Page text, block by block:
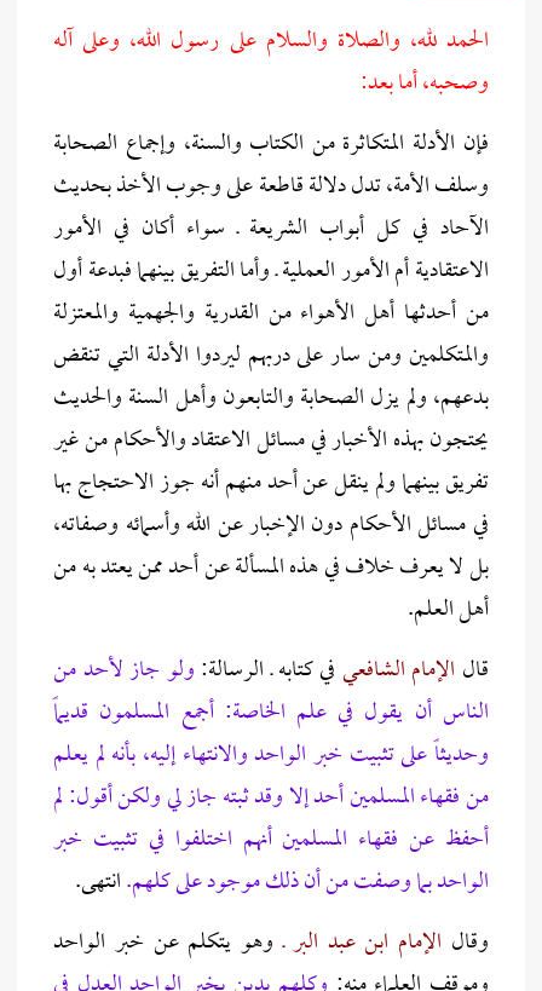
الحمد لله، والصلاة والسلام على رسول الله، وعلى آله
وصحبه، أما بعد:
فإن الأدلة المتكاثرة من الكتاب والسنة، وإجماع الصحابة
وسلف الأمة، تدل دلالة قاطعة على وجوب الأخذ بحديث
الآحاد في كل أبواب الشريعة ـ سواء أكان في الأمور
الاعتقادية أم الأمور العملية ـ وأما التفريق بينهما فبدعة أول
من أحدثها أهل الأهواء من القدرية والجهمية والمعتزلة
والمتكلمين ومن سار على دربهم ليردوا الأدلة التي تنقض
بدعهم، ولم يزل الصحابة والتابعون وأهل السنة والحديث
يحتجون بهذه الأخبار في مسائل الاعتقاد والأحكام من غير
تفريق بينهما ولم ينقل عن أحد منهم أنه جوز الاحتجاج بها
في مسائل الأحكام دون الإخبار عن الله وأسمائه وصفاته،
بل لا يعرف خلاف في هذه المسألة عن أحد ممن يعتد به من
أهل العلم.
قال الإمام الشافعيفي كتابه ـ الرسالة:ولو جاز لأحد من
الناس أن يقول في علم الخاصة: أجمع المسلمون قديماً
وحديثاً على تثبيت خبر الواحد والانتهاء إليه، بأنه لم يعلم
من فقهاء المسلمين أحد إلا وقد ثبته جاز لي ولكن أقول: لم
أحفظ عن فقهاء المسلمين أنهم اختلفوا في تثبيت خبر
الواحد بما وصفت من أن ذلك موجود على كلهم.انتهى.
وقال الإمام ابن عبد البر ـوهو يتكلم عن خبر الواحد